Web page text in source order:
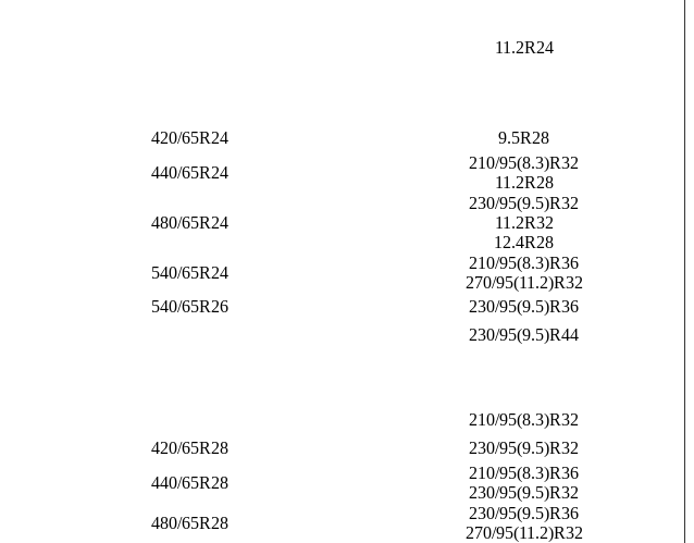
11.2R24
420/65R24
9.5R28
440/65R24
210/95(8.3)R32
11.2R28
480/65R24
230/95(9.5)R32
11.2R32
12.4R28
540/65R24
210/95(8.3)R36
270/95(11.2)R32
540/65R26
230/95(9.5)R36
230/95(9.5)R44
210/95(8.3)R32
420/65R28
230/95(9.5)R32
440/65R28
210/95(8.3)R36
230/95(9.5)R32
480/65R28
230/95(9.5)R36
270/95(11.2)R32